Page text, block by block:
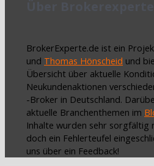
BrokerExperte.de ist ein
und Thomas Hönscheid und
Übersicht über aktuelle
Neukundenaktionen
-Broker in Deutschland.
aktuelle Branchenthemen im
Inhalte wurden sehr sorgfältig
doch ein Fehlerteufel
uns über ein Feedback!